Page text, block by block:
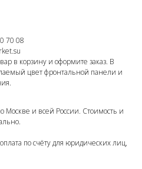
70 08
в корзину и оформите заказ. В
цвет фронтальной панели и
Москве и всей России. Стоимость и
по счёту для юридических лиц,